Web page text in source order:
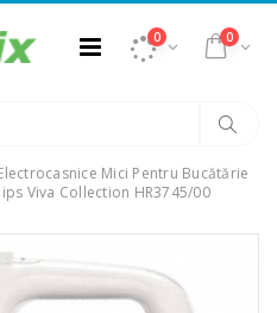
0 0
Mici Pentru Bucătărie
Viva Collection HR3745/00